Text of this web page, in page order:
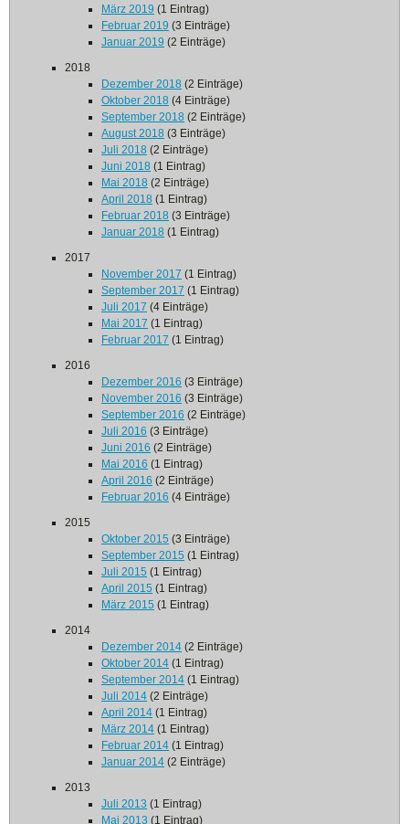
März 2019 (1 Eintrag)
Februar 2019 (3 Einträge)
Januar 2019 (2 Einträge)
2018
Dezember 2018 (2 Einträge)
Oktober 2018 (4 Einträge)
September 2018 (2 Einträge)
August 2018 (3 Einträge)
Juli 2018 (2 Einträge)
Juni 2018 (1 Eintrag)
Mai 2018 (2 Einträge)
April 2018 (1 Eintrag)
Februar 2018 (3 Einträge)
Januar 2018 (1 Eintrag)
2017
November 2017 (1 Eintrag)
September 2017 (1 Eintrag)
Juli 2017 (4 Einträge)
Mai 2017 (1 Eintrag)
Februar 2017 (1 Eintrag)
2016
Dezember 2016 (3 Einträge)
November 2016 (3 Einträge)
September 2016 (2 Einträge)
Juli 2016 (3 Einträge)
Juni 2016 (2 Einträge)
Mai 2016 (1 Eintrag)
April 2016 (2 Einträge)
Februar 2016 (4 Einträge)
2015
Oktober 2015 (3 Einträge)
September 2015 (1 Eintrag)
Juli 2015 (1 Eintrag)
April 2015 (1 Eintrag)
März 2015 (1 Eintrag)
2014
Dezember 2014 (2 Einträge)
Oktober 2014 (1 Eintrag)
September 2014 (1 Eintrag)
Juli 2014 (2 Einträge)
April 2014 (1 Eintrag)
März 2014 (1 Eintrag)
Februar 2014 (1 Eintrag)
Januar 2014 (2 Einträge)
2013
Juli 2013 (1 Eintrag)
Mai 2013 (1 Eintrag)